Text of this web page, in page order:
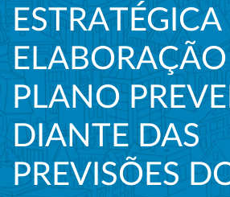
ESTRATÉGICA
PLANO
DIANTE DAS
PREVISÕES